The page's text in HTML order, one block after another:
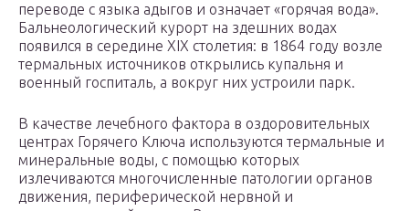
переводе с языка адыгов и означает «горячая вода».
Бальнеологический курорт на здешних водах
появился в середине XIX столетия: в 1864 году возле
термальных источников открылись купальня и
военный госпиталь, а вокруг них устроили парк.
В качестве лечебного фактора в оздоровительных
центрах Горячего Ключа используются термальные и
минеральные воды, с помощью которых
излечиваются многочисленные патологии органов
движения, периферической нервной и